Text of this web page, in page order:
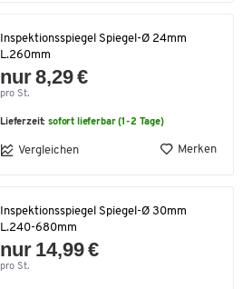
Inspektionsspiegel Spiegel-Ø 24mm
L.260mm
nur 8,29 €
pro St.
Lieferzeit:sofort lieferbar (1-2 Tage)
Vergleichen Merken
Inspektionsspiegel Spiegel-Ø 30mm
L.240-680mm
nur 14,99 €
pro St.